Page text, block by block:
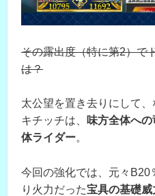
その露出度（特に第2）で
は？
太公望を置き去りにして
キチッチは、
味方全体へ
体ライダー。
今回の強化では、元々B20
り火力だった宝具の基礎